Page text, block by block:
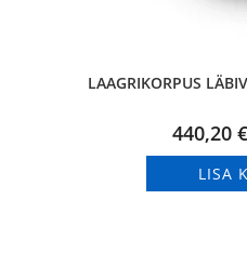
LAAGRIKORPUS
440,20 €
LISA